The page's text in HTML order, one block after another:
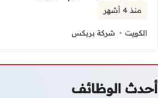
منذ 4 أشهر
الكويت شركة بريكس
أحدث الوظائف